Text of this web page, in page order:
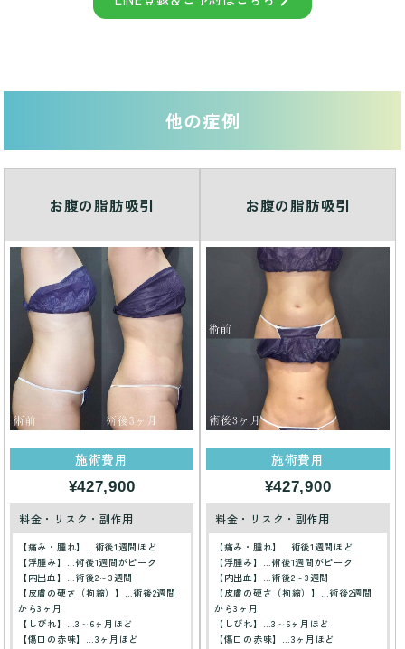
他の症例
お腹の脂肪吸引
施術費用
¥427,900
料金・リスク・副作用
【痛み・腫れ】…術後1週間ほど
【浮腫み】…術後1週間がピーク
【内出血】…術後2～3週間
【皮膚の硬さ（拘縮）】…術後2週間
から3ヶ月
【しびれ】…3～6ヶ月ほど
【傷口の赤味】…3ヶ月ほど
お腹の脂肪吸引
施術費用
¥427,900
料金・リスク・副作用
【痛み・腫れ】…術後1週間ほど
【浮腫み】…術後1週間がピーク
【内出血】…術後2～3週間
【皮膚の硬さ（拘縮）】…術後2週間
から3ヶ月
【しびれ】…3～6ヶ月ほど
【傷口の赤味】…3ヶ月ほど